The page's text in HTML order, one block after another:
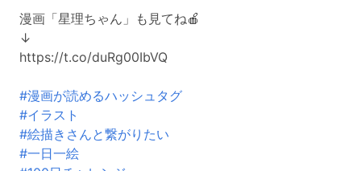
漫画「星理ちゃん」も見てね🍎
↓
https://t.co/duRg00IbVQ
#漫画が読めるハッシュタグ
#イラスト
#絵描きさんと繋がりたい
#一日一絵